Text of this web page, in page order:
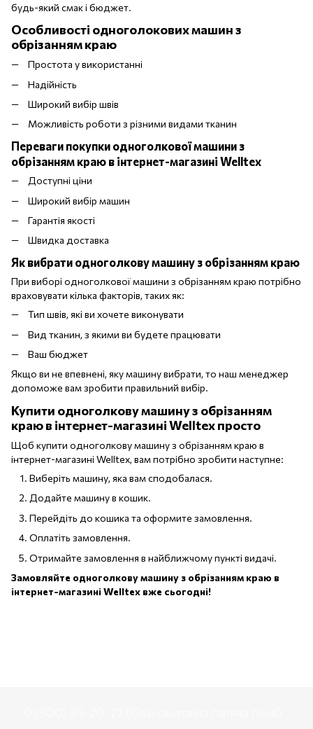
будь-який смак і бюджет.
Особливості одноголокових машин з
обрізанням краю
Простота у використанні
Надійність
Широкий вибір швів
Можливість роботи з різними видами тканин
Переваги покупки одноголкової машини з
обрізанням краю в інтернет-магазині Welltex
Доступні ціни
Широкий вибір машин
Гарантія якості
Швидка доставка
Як вибрати одноголкову машину з обрізанням краю
При виборі одноголкової машини з обрізанням краю потрібно
враховувати кілька факторів, таких як:
Тип швів, які ви хочете виконувати
Вид тканин, з якими ви будете працювати
Ваш бюджет
Якщо ви не впевнені, яку машину вибрати, то наш менеджер
допоможе вам зробити правильний вибір.
Купити одноголкову машину з обрізанням
краю в інтернет-магазині Welltex просто
Щоб купити одноголкову машину з обрізанням краю в
інтернет-магазині Welltex, вам потрібно зробити наступне:
Виберіть машину, яка вам сподобалася.
Додайте машину в кошик.
Перейдіть до кошика та оформите замовлення.
Оплатіть замовлення.
Отримайте замовлення в найближчому пункті видачі.
Замовляйте одноголкову машину з обрізанням краю в
інтернет-магазині Welltex вже сьогодні!